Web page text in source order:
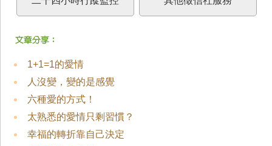
1+1=1的愛情
人沒變，變的是感覺
六種愛的方式！
太熟悉的愛情只剩習慣？
幸福的轉折靠自己決定